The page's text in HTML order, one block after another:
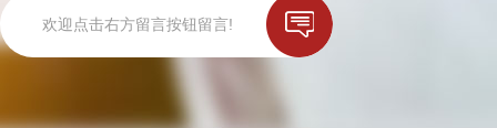
欢迎点击右方留言按钮留言!